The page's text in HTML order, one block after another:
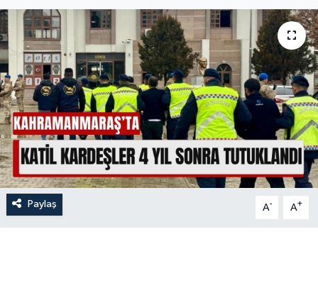
Paylaş A- A+
SAĞLIK
EĞİTİM
İLÇE HABERLERİ
KÜLTÜR-SANAT
KSÜ
DÜNYA
Son Dakika Haberleri
Haber Arşivi